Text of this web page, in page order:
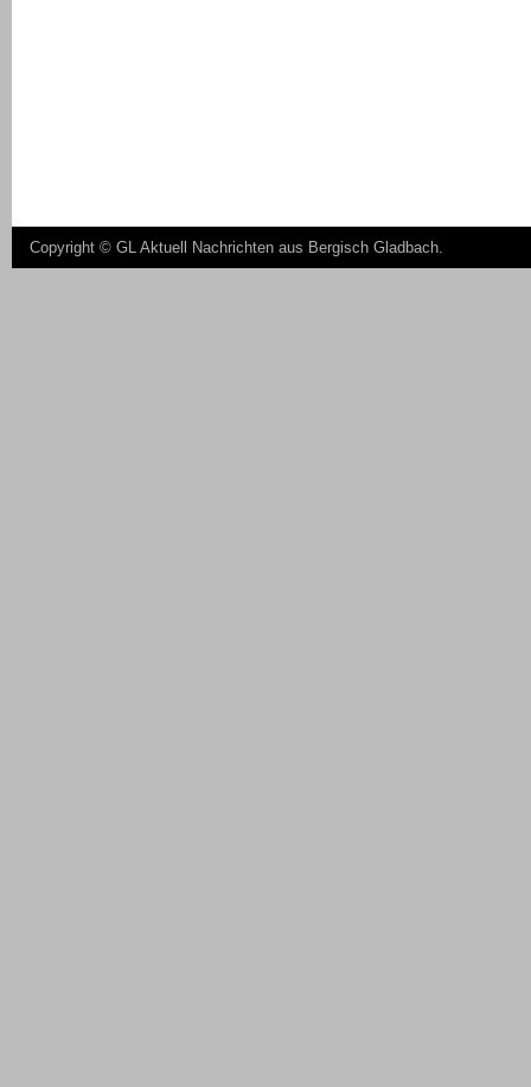
Copyright © GL Aktuell Nachrichten aus Bergisch Gladbach.